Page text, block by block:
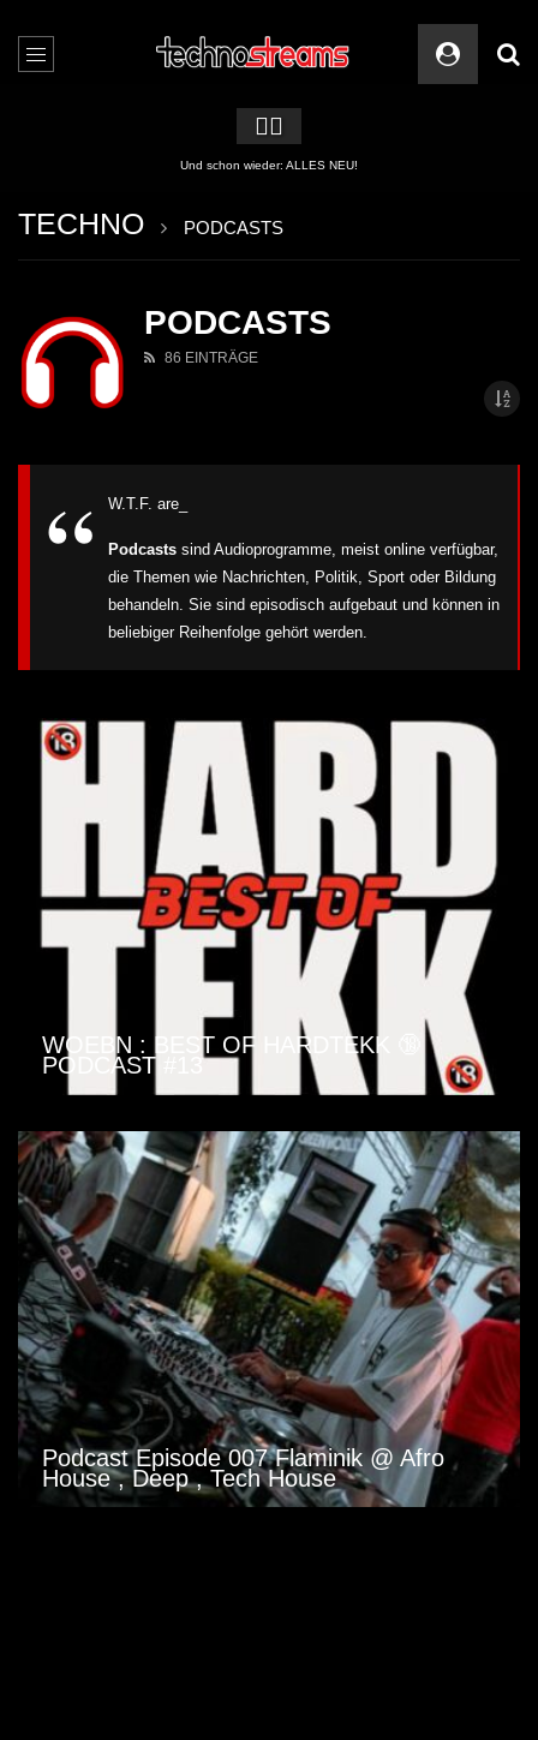
🏳️‍🌈
2 APPs für Techno Streams
TECHNO PODCASTS
PODCASTS
86 EINTRÄGE
W.T.F. are_
Podcasts sind Audioprogramme, meist online verfügbar,
die Themen wie Nachrichten, Politik, Sport oder Bildung
behandeln. Sie sind episodisch aufgebaut und können in
beliebiger Reihenfolge gehört werden.
WOEBN : BEST OF HARDTEKK 🔞
PODCAST #13
Podcast Episode 007 Flaminik @ Afro
House , Deep , Tech House